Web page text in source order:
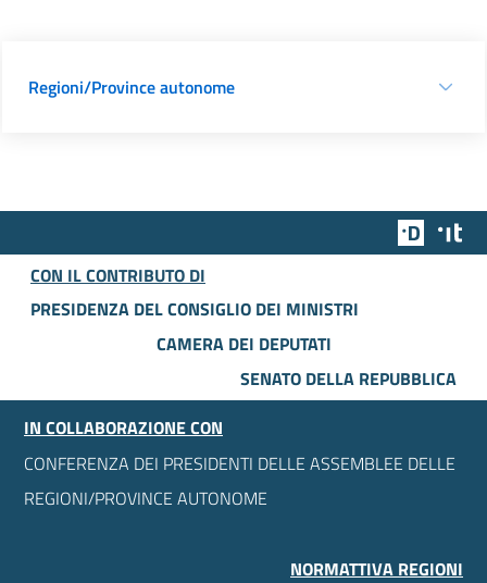
Regioni/Province autonome
Team
CON IL CONTRIBUTO DI
PRESIDENZA DEL CONSIGLIO DEI MINISTRI
CAMERA DEI DEPUTATI
SENATO DELLA REPUBBLICA
IN COLLABORAZIONE CON
CONFERENZA DEI PRESIDENTI DELLE ASSEMBLEE DELLE
REGIONI/PROVINCE AUTONOME
NORMATTIVA REGIONI